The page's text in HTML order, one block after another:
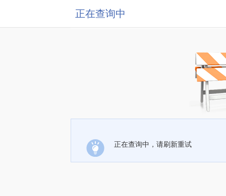
正在查询中
正在查询中，请刷新重试